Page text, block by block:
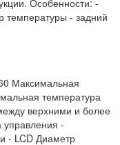
Особенности: -
температуры - задний
Максимальная
температура
верхними и более
-
- LCD Диаметр